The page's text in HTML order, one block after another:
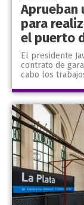
Aprueban
para
el puerto
El presidente
contrato de
cabo los